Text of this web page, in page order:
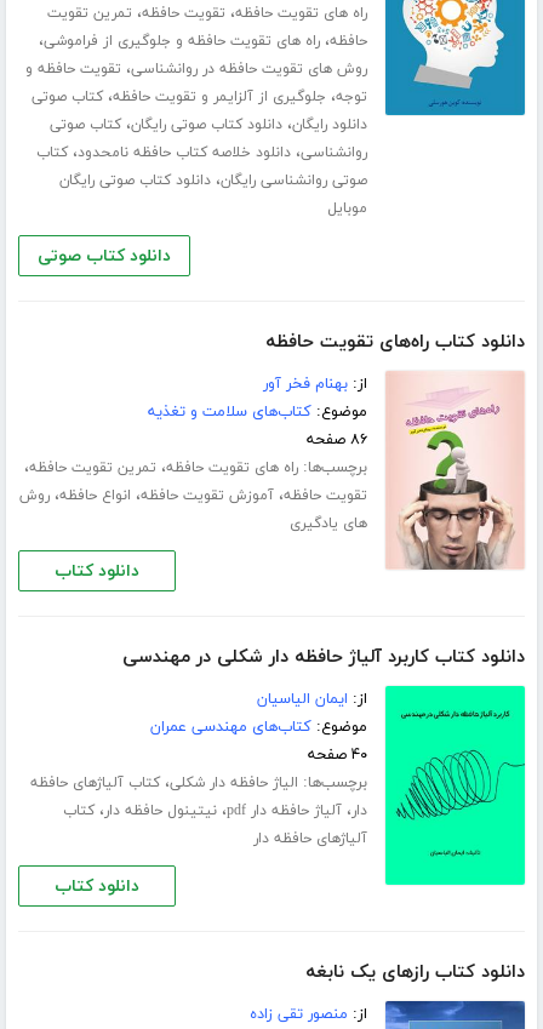
راه های تقویت حافظه، تقویت حافظه، تمرین تقویت
حافظه،راه های تقویت حافظه و جلوگیری از فراموشی،
روش های تقویت حافظه در روانشناسی، تقویت حافظه و
توجه، جلوگیری از آلزایمر و تقویت حافظه،کتاب صوتی
دانلود رایگان،دانلود کتاب صوتی رایگان،کتاب صوتی
روانشناسی،دانلود خلاصه کتاب حافظه نامحدود،کتاب
صوتی روانشناسی رایگان،دانلود کتاب صوتی رایگان
موبایل
دانلود کتاب صوتی
دانلود کتاب راه‌های تقویت حافظه
از:بهنام فخر آور
موضوع:کتاب‌های سلامت و تغذیه
۸۶ صفحه
برچسب‌ها:راه های تقویت حافظه، تمرین تقویت حافظه،
تقویت حافظه،آموزش تقویت حافظه، انواع حافظه،روش
های یادگیری
دانلود کتاب
دانلود کتاب کاربرد آلیاژ حافظه دار شکلی در مهندسی
از: ایمان الیاسیان
موضوع:کتاب‌های مهندسی عمران
۴۰ صفحه
برچسب‌ها: الیاژ حافظه دار شکلی،کتاب آلیاژهای حافظه
دار،آلیاژ حافظه دار pdf ،نیتینول حافظه دار،کتاب
آلیاژهای حافظه دار
دانلود کتاب
دانلود کتاب رازهای یک نابغه
از: منصور تقی زاده